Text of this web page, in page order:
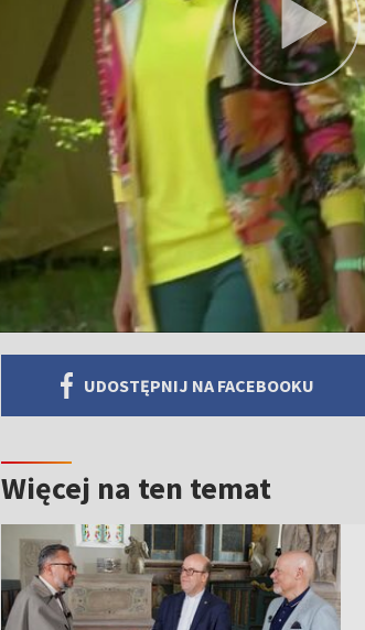
UDOSTĘPNIJ NA FACEBOOKU
Więcej na ten temat